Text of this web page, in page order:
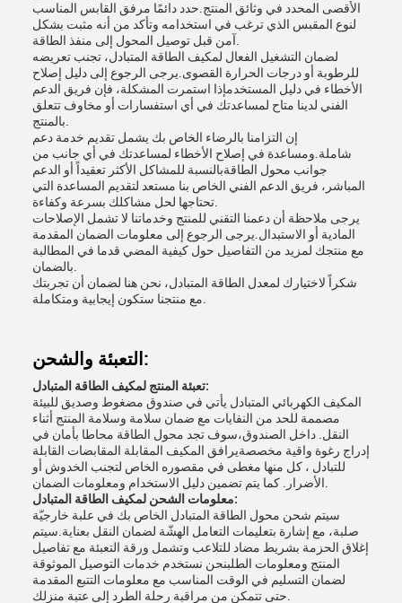
الأقصى المحدد في وثائق المنتج.حدد دائمًا مرفق القابس المناسب
لنوع المقبس الذي ترغب في استخدامه وتأكد من أنه مثبت بشكل
لضمان التشغيل الفعال لمكيف الطاقة المتبادل، تجنب تعريضه
للرطوبة أو درجات الحرارة القصوى.يرجى الرجوع إلى دليل إصلاح
الأخطاء في دليل المستخدمإذا استمرت المشكلة، فإن فريق الدعم
الفني لدينا متاح لمساعدتك في أي استفسارات أو مخاوف تتعلق
إن التزامنا بالرضاء الخاص بك يشمل تقديم خدمة دعم
شاملة.ومساعدة في إصلاح الأخطاء لمساعدتك في أي جانب من
جوانب محول الطاقةبالنسبة للمشاكل الأكثر تعقيداً أو الدعم
المباشر، فريق الدعم الفني الخاص بنا مستعد لتقديم المساعدة التي
يرجى ملاحظة أن دعمنا التقني للمنتج وخدماتنا لا تشمل الإصلاحات
المادية أو الاستبدال.يرجى الرجوع إلى معلومات الضمان المقدمة
مع منتجك لمزيد من التفاصيل حول كيفية المضي قدما في المطالبة
شكراً لاختيارك لمعدل الطاقة المتبادل، نحن هنا لضمان أن تجربتك
التعبئة والشحن:
تعبئة المنتج لمكيف الطاقة المتبادل:
المكيف الكهربائي المتبادل يأتي في صندوق مضغوط وصديق للبيئة
مصممة للحد من النفايات مع ضمان سلامة وسلامة المنتج أثناء
النقل. داخل الصندوق،سوف تجد محول الطاقة محاطا بأمان في
إدراج رغوة واقية مخصصةيرافق المكيف المقابلة المقابضات القابلة
للتبادل ، كل منها مغطى في مقصوره الخاص لتجنب الخدوش أو
معلومات الشحن لمكيف الطاقة المتبادل:
سيتم شحن محول الطاقة المتبادل الخاص بك في علبة خارجيّة
صلبة، مع إشارة بتعليمات التعامل الهشّة لضمان النقل بعناية.سيتم
إغلاق الحزمة بشريط مضاد للتلاعب وتشمل ورقة التعبئة مع تفاصيل
المنتج ومعلومات الطلبنحن نستخدم خدمات التوصيل الموثوقة
لضمان التسليم في الوقت المناسب مع معلومات التتبع المقدمة